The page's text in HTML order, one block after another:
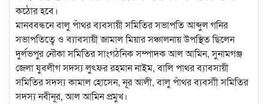
কঠোর হবে।
মানববন্ধনে বালু পাঁথর ব্যবসায়ী সমিতির সভাপতি আব্দুল গনির
সভাপতিত্বে ও ব্যাবসায়ী জামাল মিয়ার সঞ্চালনায় উপস্থিত ছিলেন
দুর্লভপুর নৌকা সমিতির সাংগঠনিক সম্পাদক আল আমিন, সুনামগঞ্জ
জেলা যুবলীগ সদস্য লুৎফর রহমান নাইম, বালি পাথর ব্যাবসায়ী
সমিতির সদস্য কামাল হোসেন, নূর আলী, বালু পাঁথর ব্যবসাী সমিতির
সদস্য নবীনূর, আল আমিন প্রমুখ।